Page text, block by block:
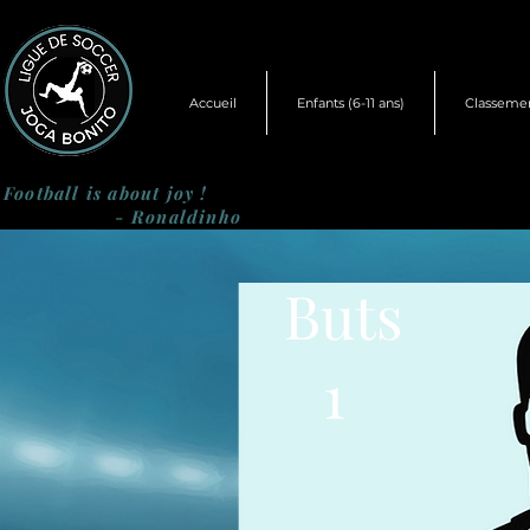
Accueil Enfants (6-11 ans)
Football is about joy !
- Ronaldinho
Buts
1